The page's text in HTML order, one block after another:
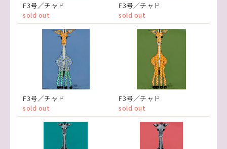
F3号／チャド
sold out
F3号／チャド
sold out
F3号／チャド
sold out
F3号／チャド
sold out